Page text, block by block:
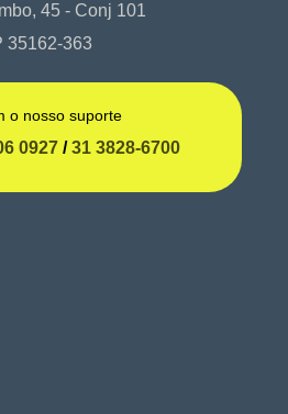
45 - Conj 101
35162-363
o nosso suporte
0927 /31 3828-6700